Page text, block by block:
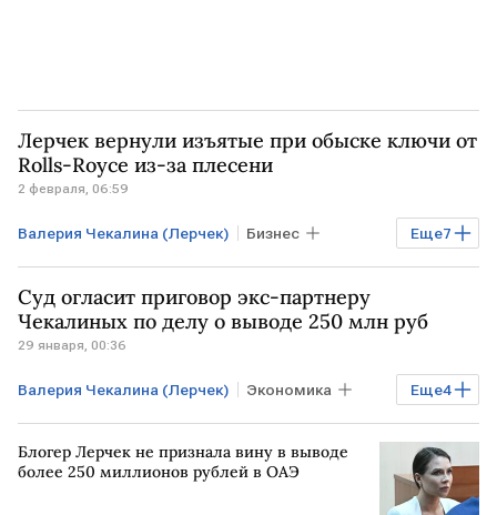
Лерчек вернули изъятые при обыске ключи от
Rolls-Royce из-за плесени
2 февраля, 06:59
Еще7
Валерия Чекалина (Лерчек) Бизнес
РОССИЯ Финансы ОАЭ
МОСКВА РФ Rolls-Royce
ФНС России
Суд огласит приговор экс-партнеру
Чекалиных по делу о выводе 250 млн руб
29 января, 00:36
Еще4
Валерия Чекалина (Лерчек) Экономика
РОССИЯ МОСКВА РФ ОАЭ
Блогер Лерчек не признала вину в выводе
более 250 миллионов рублей в ОАЭ